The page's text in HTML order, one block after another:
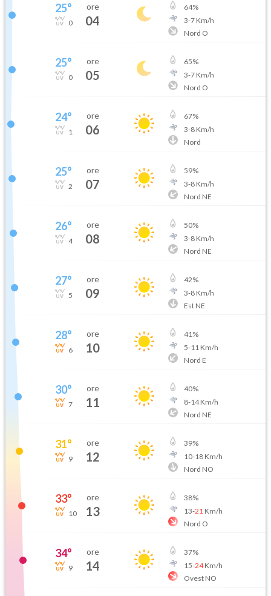
25°
0
ore
04
64%
3-7Km/h
Nord O
25°
0
ore
05
65%
3-7Km/h
Nord O
24°
1
ore
06
67%
3-8Km/h
Nord
25°
2
ore
07
59%
3-8Km/h
Nord NE
26°
4
ore
08
50%
3-8Km/h
Nord NE
27°
5
ore
09
42%
3-8Km/h
Est NE
28°
6
ore
10
41%
5-11 Km/h
Nord E
30°
7
ore
11
40%
8-14Km/h
Nord NE
31°
9
ore
12
39%
10-18Km/h
Nord NO
33°
10
ore
13
38%
13-21 Km/h
Nord O
34°
9
ore
14
37%
15-24Km/h
Ovest NO